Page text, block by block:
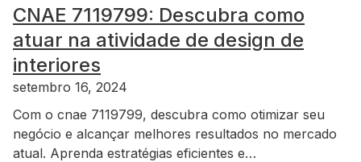
CNAE 7119799: Descubra como
atuar na atividade de design de
interiores
setembro 16, 2024
Com o cnae 7119799, descubra como otimizar seu
negócio e alcançar melhores resultados no mercado
atual. Aprenda estratégias eficientes e…